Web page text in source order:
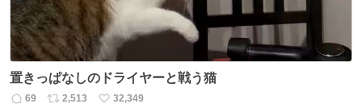
置きっぱなしのドライヤーと戦う猫
69 2,513 32,349